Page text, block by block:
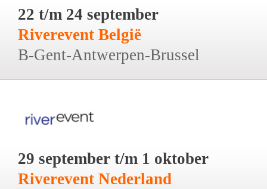
22 t/m 24 september
Riverevent België
B-Gent-Antwerpen-Brussel
29 september t/m 1 oktober
Riverevent Nederland